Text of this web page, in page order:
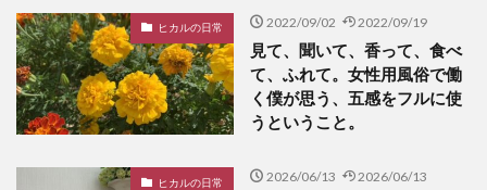
ヒカルの日常 2022/09/02 2022/09/19
見て、聞いて、香って、食べ
て、ふれて。女性用風俗で働
く僕が思う、五感をフルに使
うということ。
ヒカルの日常 2026/06/13 2026/06/13